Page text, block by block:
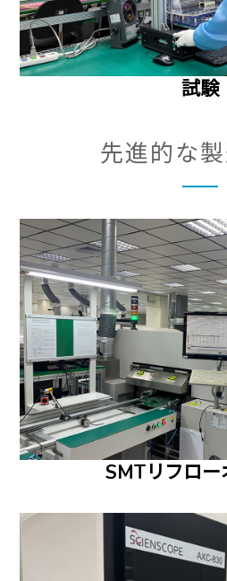
試験
先進的な
SMTリフロー